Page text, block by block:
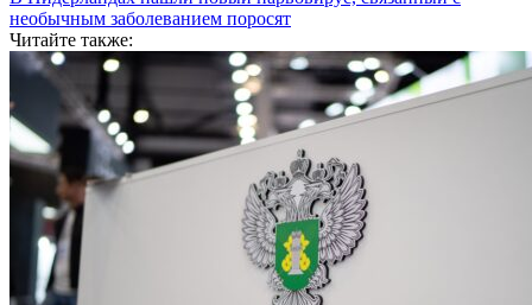
необычным заболеванием поросят
Читайте также: